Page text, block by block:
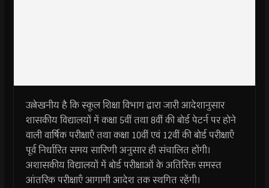
उल्लेखनीय है कि स्कूल शिक्षा विभाग द्वारा जारी आदेशानुसार
शासकीय विद्यालयों में कक्षा 5वीं तथा 8वीं की बोर्ड पेटर्न पर होने
वाली वार्षिक परीक्षाएँ तथा कक्षा 10वीं एवं 12वीं की बोर्ड परीक्षाएँ
पूर्व निर्धारित समय सारिणी अनुसार ही संचालित होंगी।
अशासकीय विद्यालयों में बोर्ड परीक्षाओं के अतिरिक्त समस्त
आंतरिक परीक्षाएँ आगामी आदेश तक स्थगित रहेंगी।